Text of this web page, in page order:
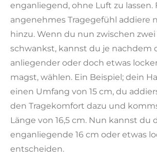
enganliegend, ohne Luft zu lassen.
angenehmes Tragegefühl addiere
hinzu. Wenn du nun zwischen zwei
schwankst, kannst du je nachdem
anliegender oder doch etwas
magst, wählen. Ein Beispiel; dein
einen Umfang von 15 cm, du
den Tragekomfort dazu und
Länge von 16,5 cm. Nun kannst du
enganliegende 16 cm oder etwas
entscheiden.